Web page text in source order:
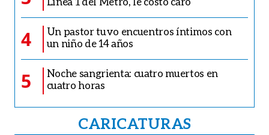
4
Un pastor tuvo encuentros íntimos con
un niño de 14 años
5
Noche sangrienta: cuatro muertos en
cuatro horas
CARICATURAS